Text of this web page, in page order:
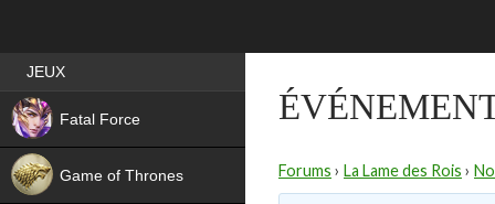
Forums › La Lame des Rois ›
Best RPG games in France
JEUX
Fatal Force
Game of Thrones